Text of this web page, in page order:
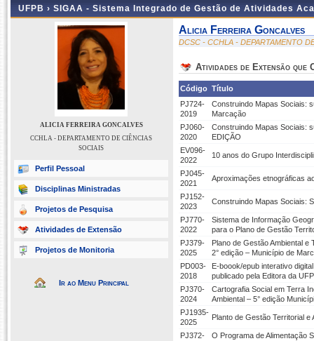
UFPB › SIGAA - Sistema Integrado de Gestão de Atividades
ALICIA FERREIRA GONCALVES
CCHLA - DEPARTAMENTO DE CIÊNCIAS
SOCIAIS
Perfil Pessoal
Disciplinas Ministradas
Projetos de Pesquisa
Atividades de Extensão
Projetos de Monitoria
Ir ao Menu Principal
Alicia Ferreira Goncalves
DCSC - CCHLA - DEPARTAMENTO
Atividades de Extensão que
Código Título
PJ724-
2019
Construindo Mapas Sociais:
Marcação
PJ060-
2020
Construindo Mapas Sociais:
EDIÇÃO
EV096-
2022
10 anos do Grupo
PJ045-
2021
Aproximações etnográficas
PJ152-
2023
Construindo Mapas Sociais:
PJ770-
2022
Sistema de Informação
para o Plano de Gestão
PJ379-
2025
Plano de Gestão Ambiental
2° edição – Município de
PD003-
2018
E-boook/epub interativo
publicado pela Editora da
PJ370-
2024
Cartografia Social em Terra
Ambiental – 5° edição
PJ1935-
2025
Planto de Gestão Territorial
PJ372-
O Programa de Alimentação